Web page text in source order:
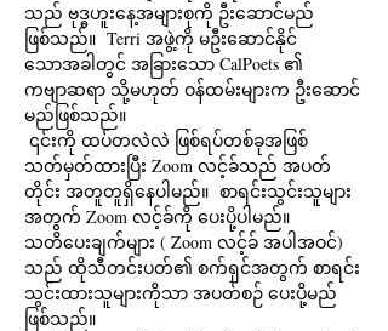
သည် ဗုဒ္ဓဟူးနေ့အများစုကို ဦးဆောင်မည်
ဖြစ်သည်။  Terri အဖွဲ့ကို မဦးဆောင်နိုင်
သောအခါတွင် အခြားသော CalPoets ၏
ကဗျာဆရာ သို့မဟုတ် ဝန်ထမ်းများက ဦးဆောင်
မည်ဖြစ်သည်။
သတ်မှတ်ထားပြီး Zoom လင့်ခ်သည် အပတ်
တိုင်း အတူတူရှိနေပါမည်။  စာရင်းသွင်းသူများ
အတွက် Zoom လင့်ခ်ကို ပေးပို့ပါမည်။
သတိပေးချက်များ ( Zoom လင့်ခ် အပါအဝင်)
သည် ထိုသီတင်းပတ်၏ စက်ရှင်အတွက် စာရင်း
သွင်းထားသူများကိုသာ အပတ်စဉ် ပေးပို့မည်
ဖြစ်သည်။